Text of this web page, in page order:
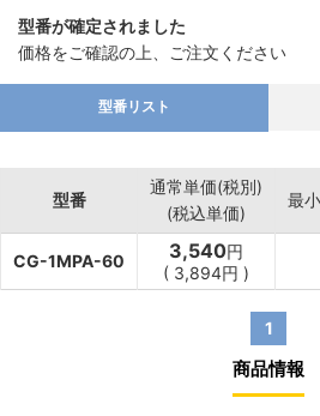
型番が確定されました
価格をご確認の上、ご注文ください
型番リスト
型番
通常単価(税別)
(税込単価)
最
CG-1MPA-60 3,540円
( 3,894円 )
1
商品情報